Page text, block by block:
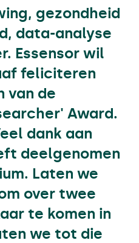
gezondheid
data-analyse
Essensor wil
feliciteren
van de
Award.
dank aan
deelgenomen
Laten we
over twee
te komen in
we tot die